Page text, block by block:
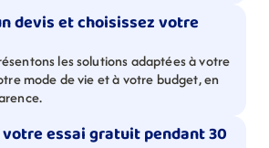
devis et choisissez votre
les solutions adaptées à votre
mode de vie et à votre budget, en
essai gratuit pendant 30